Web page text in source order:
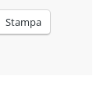
Stampa